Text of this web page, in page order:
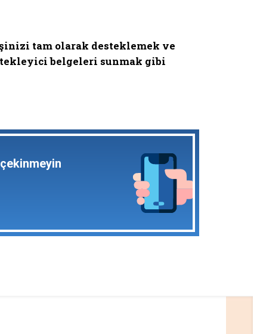
tam olarak desteklemek ve
belgeleri sunmak gibi